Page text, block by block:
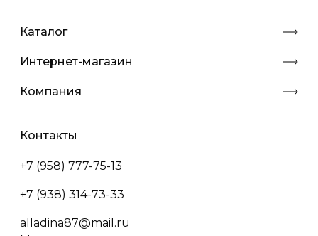
Каталог
Интернет-магазин
Компания
Контакты
+7 (958) 777-75-13
+7 (938) 314-73-33
alladina87@mail.ru